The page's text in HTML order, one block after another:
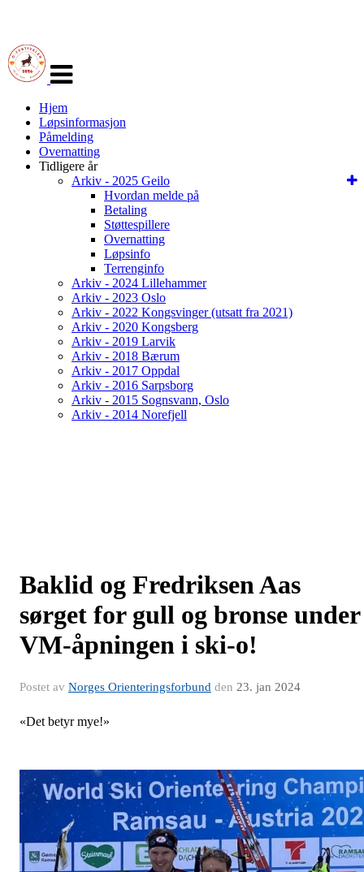
navigasjon
Hjem
Løpsinformasjon
Påmelding
Overnatting
Tidligere år
Arkiv - 2025 Geilo
Hvordan melde på
Betaling
Støttespillere
Overnatting
Løpsinfo
Terrenginfo
Arkiv - 2024 Lillehammer
Arkiv - 2023 Oslo
Arkiv - 2022 Kongsvinger (utsatt fra 2021)
Arkiv - 2020 Kongsberg
Arkiv - 2019 Larvik
Arkiv - 2018 Bærum
Arkiv - 2017 Oppdal
Arkiv - 2016 Sarpsborg
Arkiv - 2015 Sognsvann, Oslo
Arkiv - 2014 Norefjell
Baklid og Fredriksen Aas
sørget for gull og bronse under
VM-åpningen i ski-o!
Postet av Norges Orienteringsforbund den 23. jan 2024
«Det betyr mye!»